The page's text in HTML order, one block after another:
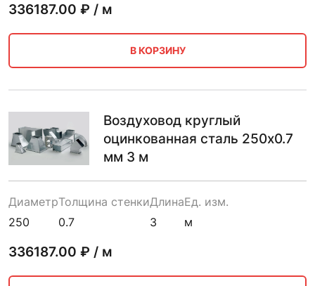
336187.00 ₽ / м
В КОРЗИНУ
Воздуховод круглый
оцинкованная сталь 250х0.7
мм 3 м
Диаметр
250
Толщина стенки
0.7
Длина
3
Ед. изм.
м
336187.00 ₽ / м